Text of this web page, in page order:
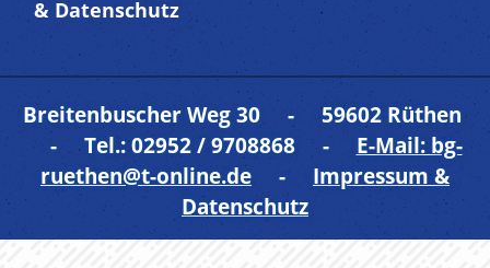
& Datenschutz
Breitenbuscher Weg 30 - 59602 Rüthen
- Tel.: 02952 / 9708868 - E-Mail: bg-
ruethen@t-online.de- Impressum &
Datenschutz